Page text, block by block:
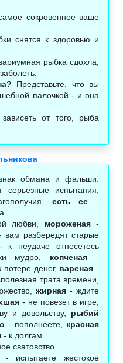
сокровенное ваше
снятся к здоровью и
рыбка сдохла,
Представьте, что вы
палочкой - и она
от того, рыба
обмана и фальши.
серьезные испытания,
есть ее -
любви, мороженая-
вам разбередят старые
неудаче отнесетесь
мудро, копченая -
денег, вареная -
трата времени,
жирная - ждите
- не повезет в игре;
и довольству, рыбий
- пополнеете, красная
- к долгам.
сватовство.
- испытаете жестокое